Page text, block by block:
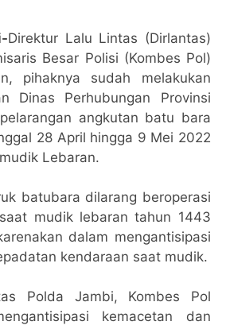
Direktur Lalu Lintas (Dirlantas)
Besar Polisi (Kombes Pol)
pihaknya sudah melakukan
Dinas Perhubungan Provinsi
angkutan batu bara
28 April hingga 9 Mei 2022
Lebaran.
batubara dilarang beroperasi
mudik lebaran tahun 1443
dalam mengantisipasi
kendaraan saat mudik.
Polda Jambi, Kombes Pol
kemacetan dan